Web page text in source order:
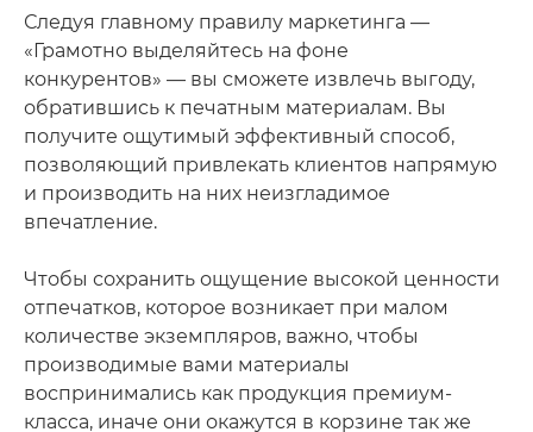
Следуя главному правилу маркетинга —
«Грамотно выделяйтесь на фоне
конкурентов» — вы сможете извлечь выгоду,
обратившись к печатным материалам. Вы
получите ощутимый эффективный способ,
позволяющий привлекать клиентов напрямую
и производить на них неизгладимое
впечатление.
Чтобы сохранить ощущение высокой ценности
отпечатков, которое возникает при малом
количестве экземпляров, важно, чтобы
производимые вами материалы
воспринимались как продукция премиум-
класса, иначе они окажутся в корзине так же